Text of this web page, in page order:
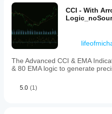
CCI - With
The Advanced CCI & EMA
& 80 EMA logic to generate
5.0 (1)